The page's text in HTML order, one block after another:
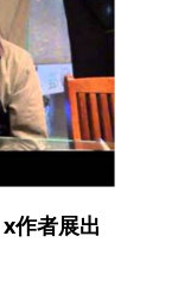
作者展出